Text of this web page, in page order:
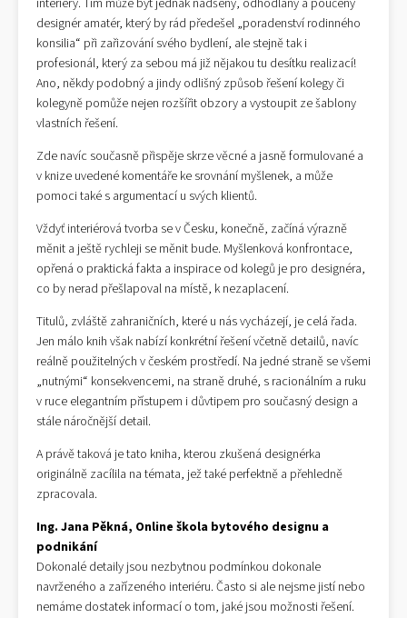
interiéry. Tím může být jednak nadšený, odhodlaný a poučený
designér amatér, který by rád předešel „poradenství rodinného
konsilia“ při zařizování svého bydlení, ale stejně tak i
profesionál, který za sebou má již nějakou tu desítku realizací!
Ano, někdy podobný a jindy odlišný způsob řešení kolegy či
kolegyně pomůže nejen rozšířit obzory a vystoupit ze šablony
vlastních řešení.
Zde navíc současně přispěje skrze věcné a jasně formulované a
v knize uvedené komentáře ke srovnání myšlenek, a může
pomoci také s argumentací u svých klientů.
Vždyť interiérová tvorba se v Česku, konečně, začíná výrazně
měnit a ještě rychleji se měnit bude. Myšlenková konfrontace,
opřená o praktická fakta a inspirace od kolegů je pro designéra,
co by nerad přešlapoval na místě, k nezaplacení.
Titulů, zvláště zahraničních, které u nás vycházejí, je celá řada.
Jen málo knih však nabízí konkrétní řešení včetně detailů, navíc
reálně použitelných v českém prostředí. Na jedné straně se všemi
„nutnými“ konsekvencemi, na straně druhé, s racionálním a ruku
v ruce elegantním přístupem i důvtipem pro současný design a
stále náročnější detail.
A právě taková je tato kniha, kterou zkušená designérka
originálně zacílila na témata, jež také perfektně a přehledně
zpracovala.
Ing. Jana Pěkná, Online škola bytového designu a
podnikání
Dokonalé detaily jsou nezbytnou podmínkou dokonale
navrženého a zařízeného interiéru. Často si ale nejsme jistí nebo
nemáme dostatek informací o tom, jaké jsou možnosti řešení.